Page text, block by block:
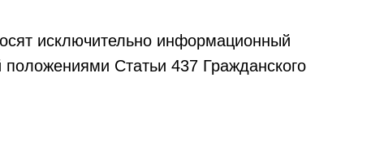
исключительно информационный
Статьи 437 Гражданского